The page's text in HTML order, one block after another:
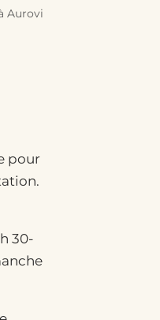
pour
30-